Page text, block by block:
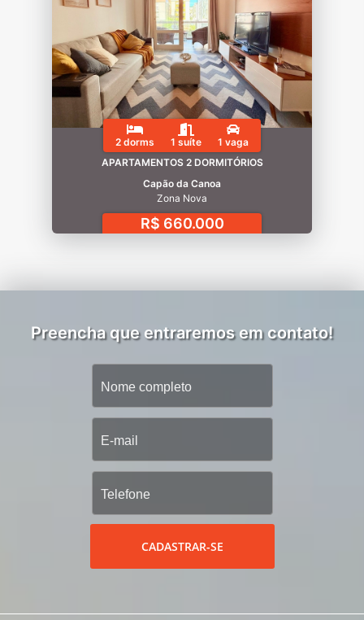
2 dorms 1 suíte
1 vaga
APARTAMENTOS 2 DORMITÓRIOS
Capão da Canoa
Zona Nova
R$ 660.000
Preencha que entraremos em contato!
CADASTRAR-SE